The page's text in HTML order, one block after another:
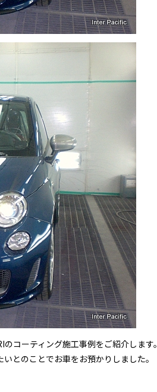
コーティング施工事例をご紹介します。
とのことでお車をお預かりしました。